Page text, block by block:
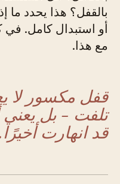
بالقفل؟ هذا يحدد ما
أو استبدال كامل. في
مع هذا.
قفل مكسور لا
تلفت - بل
قد انهارت